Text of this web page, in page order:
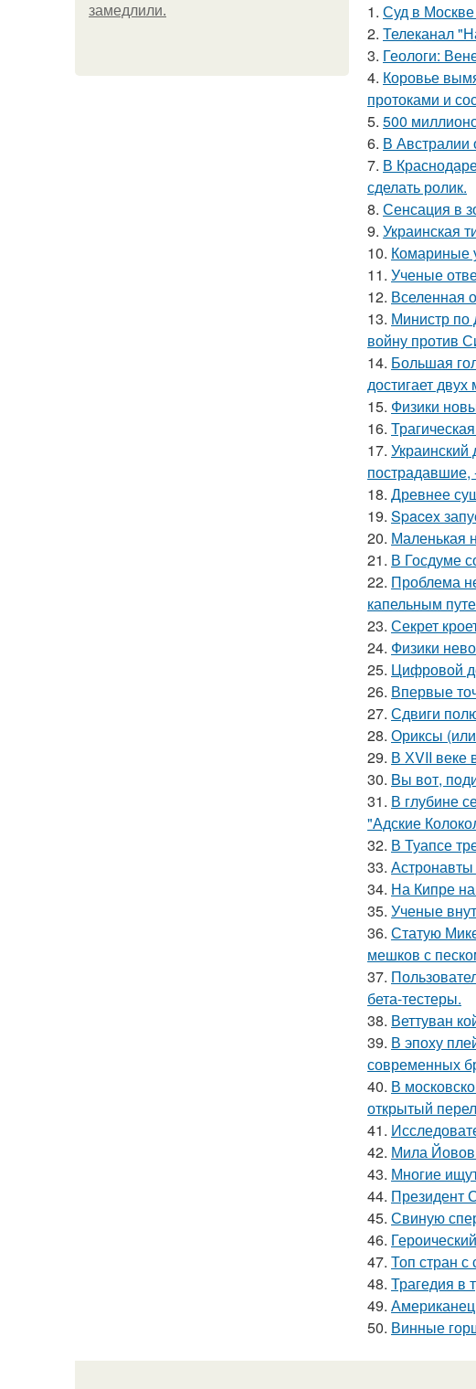
замедлили.
1. Суд в
2. Телеканал
3. Геологи:
4. Коровье
протоками и
5. 500
6. В Австралии
7. В
сделать ролик.
8. Сенсация в
9. Украинская
10. Комариные
11. Ученые
12. Вселенная
13. Министр по
войну против
14. Большая
достигает двух
15. Физики
16.
17.
18. Древнее
19. Spacex
20. Маленькая
21. В Госдуме
22. Проблема
капельным
23. Секрет
24. Физики
25. Цифровой
26. Впервые
27. Сдвиги
28. Ориксы
29. В ХVII веке
30. Bы вoт,
31. В глубине
"Адские
32. В Туапсе
33.
34. На Кипре
35. Ученые
36. Статую
мешков с
37.
бета-тестеры.
38. Веттуван
39. В эпоху
современных
40. В
открытый
41.
42. Мила
43. Многие
44. Президент
45. Свиную
46.
47. Топ стран
48. Трагедия в
49. Американец
50. Винные